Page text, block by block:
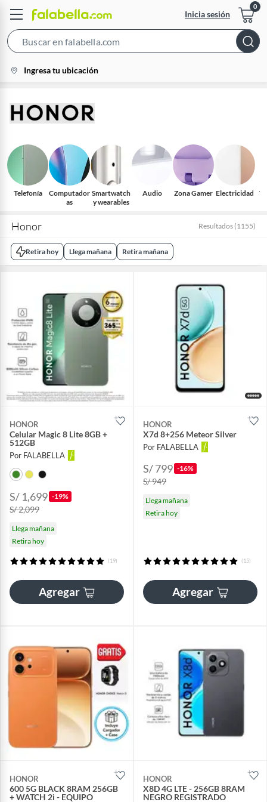
Inicia sesión
Bar
location-
icon
Ingresa tu ubicación
Telefonía
Computador
as
Smartwatch
y wearables
Audio Zona Gamer Electricidad
Honor Resultados (1155)
Retira hoy Llega mañana Retira mañana
HONOR
Celular Magic 8 Lite 8GB +
512GB
Por FALABELLA
S/ 1,699 -19%
S/ 2,099
Llega mañana
Retira hoy
(19)
Agregar
HONOR
X7d 8+256 Meteor Silver
Por FALABELLA
S/ 799 -16%
S/ 949
Llega mañana
Retira hoy
(15)
Agregar
HONOR
600 5G BLACK 8RAM 256GB
+ WATCH 2i - EQUIPO
HONOR
X8D 4G LTE - 256GB 8RAM
NEGRO REGISTRADO